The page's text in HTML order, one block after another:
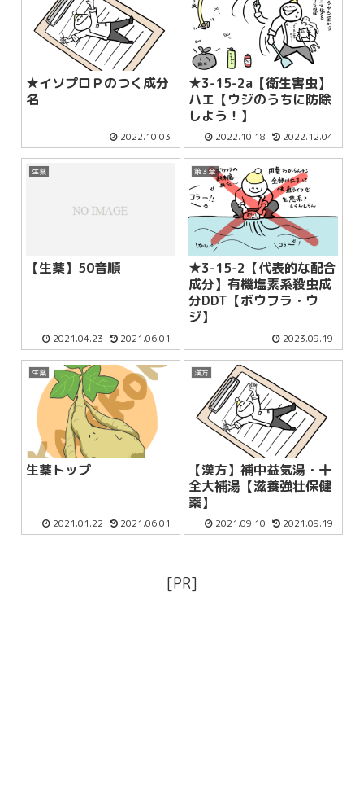
★イソプロＰのつく成分
名
2022.10.03
★3-15-2a【衛生害虫】
ハエ【ウジのうちに防除
しよう！】
2022.10.18 2022.12.04
生薬
【生薬】50音順
2021.04.23 2021.06.01
第３章
★3-15-2【代表的な配合
成分】有機塩素系殺虫成
分DDT【ボウフラ・ウ
ジ】
2023.09.19
生薬
生薬トップ
2021.01.22 2021.06.01
漢方
【漢方】補中益気湯・十
全大補湯【滋養強壮保健
薬】
2021.09.10 2021.09.19
[PR]